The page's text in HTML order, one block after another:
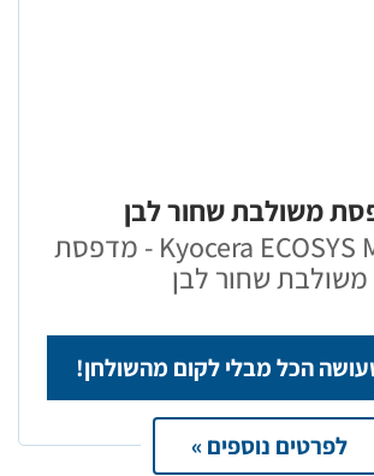
משולבת שחור לבן
Kyocera ECOSYS MA4000FX - מדפסת
משולבת שחור לבן
הכל מבלי לקום מהשולחן!
לפרטים נוספים »